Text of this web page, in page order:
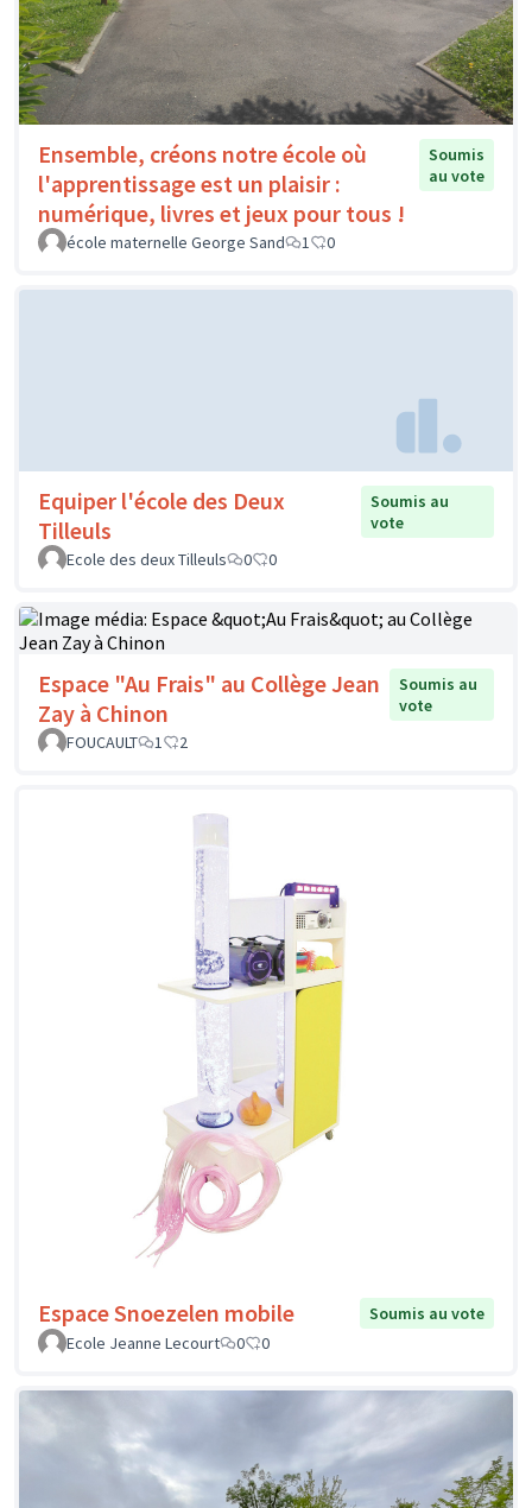
Ensemble, créons notre école où
l'apprentissage est un plaisir :
numérique, livres et jeux pour tous !
Soumis
au vote
école maternelle George Sand 1 0
Equiper l'école des Deux
Tilleuls
Soumis au
vote
Ecole des deux Tilleuls
0 0
Espace "Au Frais" au Collège Jean
Zay à Chinon
Soumis au
vote
FOUCAULT
1 2
Espace Snoezelen mobile
Soumis au vote
Ecole Jeanne Lecourt
0 0